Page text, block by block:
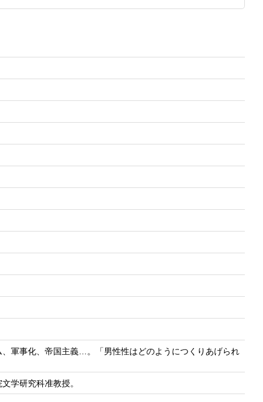
軍事化、帝国主義…。「男性性はどのようにつくりあげられ
学研究科准教授。